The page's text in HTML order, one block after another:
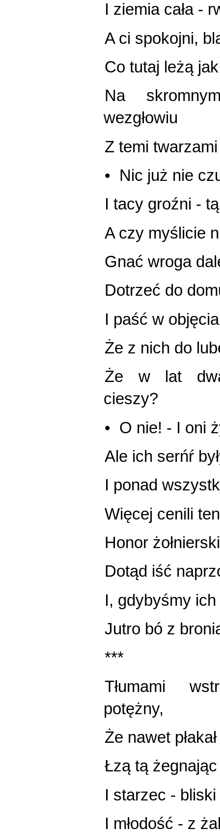
I ziemia cała -
A ci spokojni,
Co tutaj leżą
Na
wezgłowiu
Z temi
• Nic już nie
I tacy groźni -
A czy myślicie
Gnać wroga
Dotrzeć do
I paść w
Że z nich do
Że w lat
cieszy?
• O nie! - I oni
Ale ich serńŕ
I ponad
Więcej cenili
Honor
Dotąd iść
I, gdybyśmy
Jutro bó z
***
Tłumami
potężny,
Że nawet
Łzą tą
I starzec -
I młodość - z